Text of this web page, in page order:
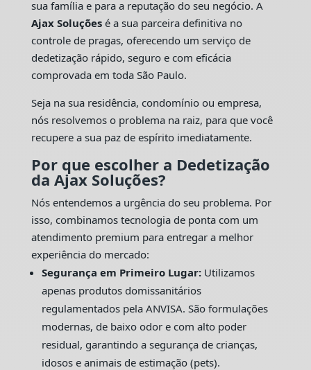
sua família e para a reputação do seu negócio. A
Ajax Soluçõesé a sua parceira definitiva no
controle de pragas, oferecendo um serviço de
dedetização rápido, seguro e com eficácia
comprovada em toda São Paulo.
Seja na sua residência, condomínio ou empresa,
nós resolvemos o problema na raiz, para que você
recupere a sua paz de espírito imediatamente.
Por que escolher a Dedetização
da Ajax Soluções?
Nós entendemos a urgência do seu problema. Por
isso, combinamos tecnologia de ponta com um
atendimento premium para entregar a melhor
experiência do mercado:
Segurança em Primeiro Lugar:Utilizamos
apenas produtos domissanitários
regulamentados pela ANVISA. São formulações
modernas, de baixo odor e com alto poder
residual, garantindo a segurança de crianças,
idosos e animais de estimação (pets).